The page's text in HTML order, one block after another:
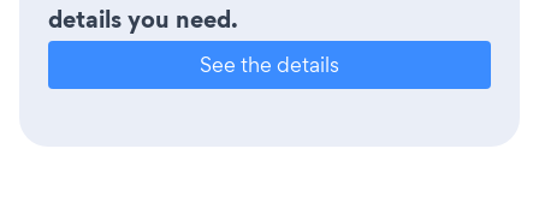
details you need.
See the details